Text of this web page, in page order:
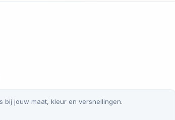
bij jouw maat, kleur en versnellingen.